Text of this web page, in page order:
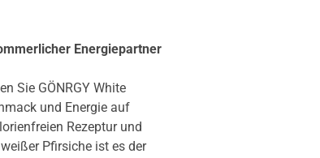
Energiepartner
Sie GÖNRGY White
und Energie auf
Rezeptur und
Pfirsiche ist es der